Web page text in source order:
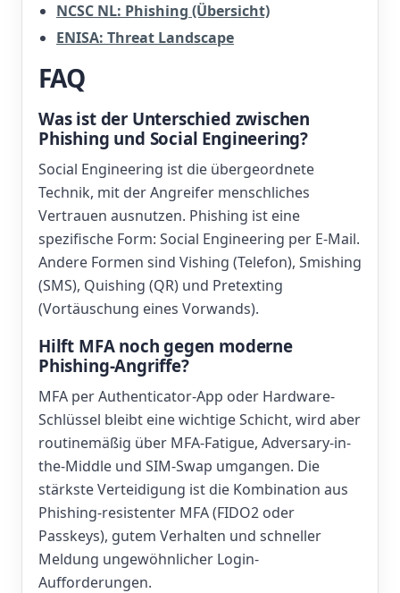
NCSC NL: Phishing (Übersicht)
ENISA: Threat Landscape
FAQ
Was ist der Unterschied zwischen
Phishing und Social Engineering?
Social Engineering ist die übergeordnete
Technik, mit der Angreifer menschliches
Vertrauen ausnutzen. Phishing ist eine
spezifische Form: Social Engineering per E-Mail.
Andere Formen sind Vishing (Telefon), Smishing
(SMS), Quishing (QR) und Pretexting
(Vortäuschung eines Vorwands).
Hilft MFA noch gegen moderne
Phishing-Angriffe?
MFA per Authenticator-App oder Hardware-
Schlüssel bleibt eine wichtige Schicht, wird aber
routinemäßig über MFA-Fatigue, Adversary-in-
the-Middle und SIM-Swap umgangen. Die
stärkste Verteidigung ist die Kombination aus
Phishing-resistenter MFA (FIDO2 oder
Passkeys), gutem Verhalten und schneller
Meldung ungewöhnlicher Login-
Aufforderungen.